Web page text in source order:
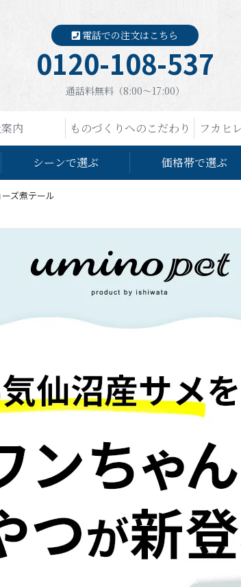
電話での注文はこちら
0120-108-537
通話料無料（8:00〜17:00）
内 ものづくりへのこだわり フカヒ
シーンで選ぶ 価格帯で選ぶ
ーズ煮テール